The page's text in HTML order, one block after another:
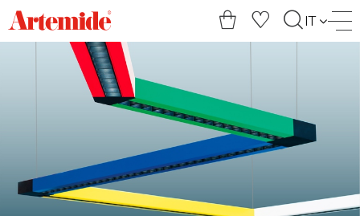
Artemide
home
page
IT